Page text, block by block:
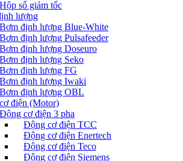
Hộp số giảm tốc
lượng
Bơm định lượng Blue-White
Bơm định lượng Pulsafeeder
Bơm định lượng Doseuro
Bơm định lượng Seko
Bơm định lượng FG
Bơm định lượng Iwaki
Bơm định lượng OBL
điện (Motor)
Động cơ điện 3 pha
Động cơ điện TCC
Động cơ điện Enertech
Động cơ điện Teco
Động cơ điện Siemens